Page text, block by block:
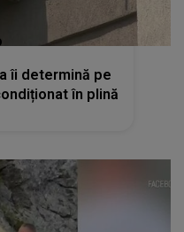
îi determină pe
în plină